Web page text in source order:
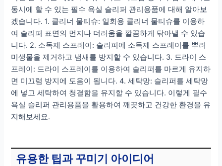
동시에 할 수 있는 필수 욕실 슬리퍼 관리용품에 대해 알아보
겠습니다. 1. 클리너 물티슈: 일회용 클리너 물티슈를 이용하
여 슬리퍼 표면의 먼지나 더러움을 깔끔하게 닦아낼 수 있습
니다. 2. 소독제 스프레이: 슬리퍼에 소독제 스프레이를 뿌려
미생물을 제거하고 냄새를 방지할 수 있습니다. 3. 드라이 스
프레이: 드라이 스프레이를 이용하여 슬리퍼를 마르게 유지하
면 미끄럼 방지에 도움이 됩니다. 4. 세탁망: 슬리퍼를 세탁망
에 넣고 세탁하여 청결함을 유지할 수 있습니다. 이렇게 필수
욕실 슬리퍼 관리용품을 활용하여 깨끗하고 건강한 환경을 유
지해보세요.
유용한 팁과 꾸미기 아이디어